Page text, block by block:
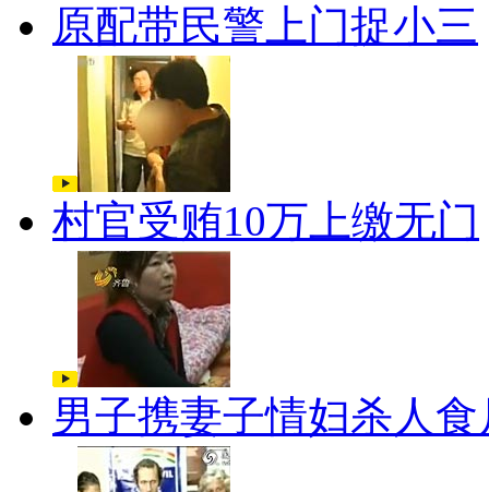
原配带民警上门捉小三
村官受贿10万上缴无门
男子携妻子情妇杀人食